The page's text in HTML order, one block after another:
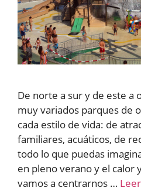
De norte a sur y de este a
muy variados parques de
cada estilo de vida: de
familiares, acuáticos, de
todo lo que puedas
en pleno verano y el calor
vamos a centrarnos …